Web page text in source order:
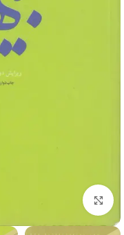
برای بزرگنمایی کلیک کنید